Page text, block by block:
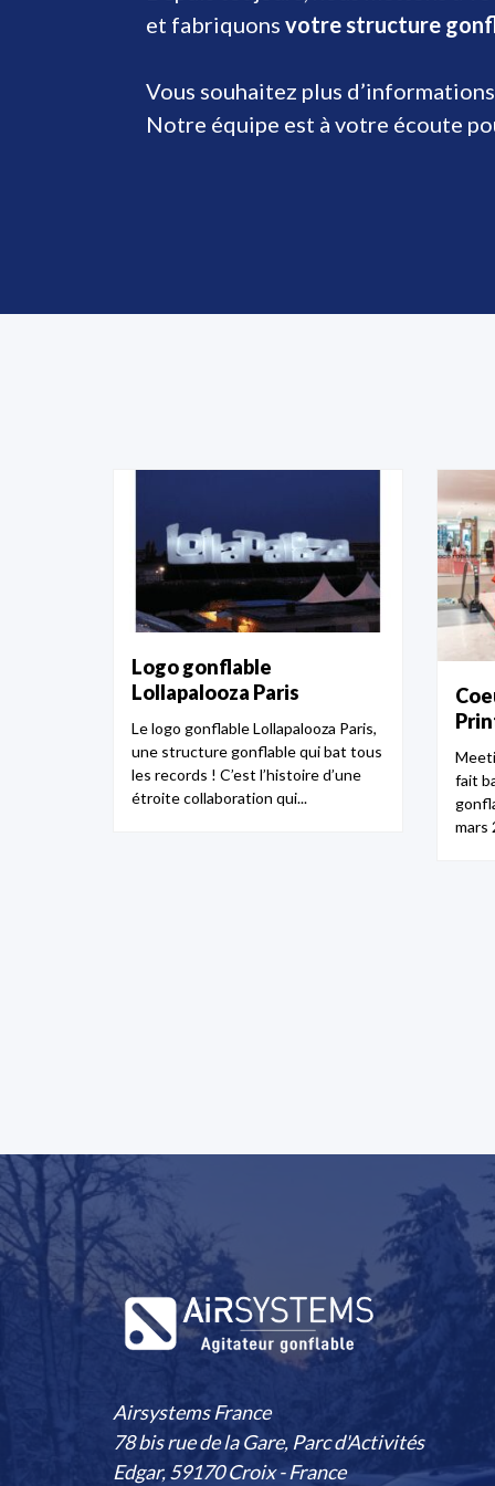
et fabriquons votre structure
Vous souhaitez plus
Notre équipe est à votre écoute
Logo gonflable
Lollapalooza Paris
Le logo gonflable Lollapalooza Paris,
une structure gonflable qui bat tous
les records ! C’est l’histoire d’une
étroite collaboration qui...
fait
mars
Airsystems France
78 bis rue de la Gare, Parc d'Activités
Edgar, 59170 Croix - France